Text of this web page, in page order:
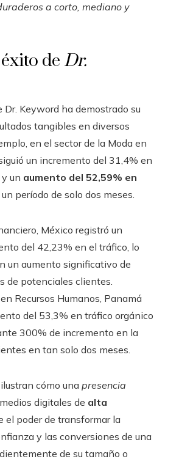
a corto, mediano y
de Dr.
Dr. Keyword ha demostrado su
tangibles en diversos
en el sector de la Moda en
un incremento del 31,4% en
un aumento del 52,59% en
período de solo dos meses.
México registró un
del 42,23% en el tráfico, lo
un aumento significativo de
de potenciales clientes.
Recursos Humanos, Panamá
del 53,3% en tráfico orgánico
300% de incremento en la
en tan solo dos meses.
cómo una presencia
digitales de alta
el poder de transformar la
y las conversiones de una
de su tamaño o